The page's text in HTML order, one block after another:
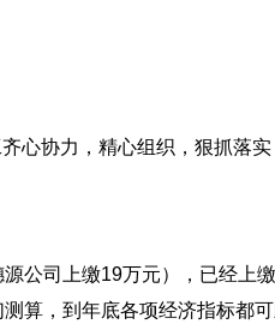
协力，精心组织，狠抓落实
司上缴19万元），已经上
算，到年底各项经济指标都可